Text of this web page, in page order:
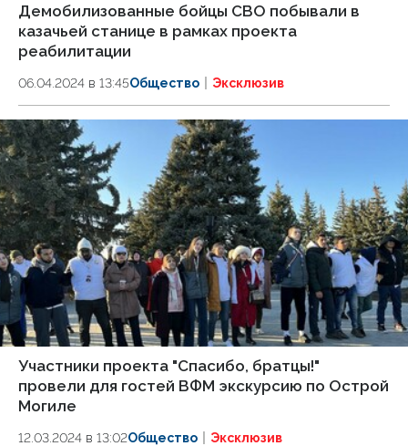
Демобилизованные бойцы СВО побывали в
казачьей станице в рамках проекта
реабилитации
06.04.2024 в 13:45Общество Эксклюзив
Участники проекта "Спасибо, братцы!"
провели для гостей ВФМ экскурсию по Острой
Могиле
12.03.2024 в 13:02Общество Эксклюзив